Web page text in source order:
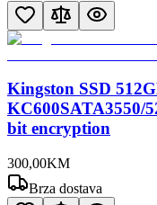
Kingston SSD
KC600SATA3550/
bit encryption
300,00KM
Brza dostava